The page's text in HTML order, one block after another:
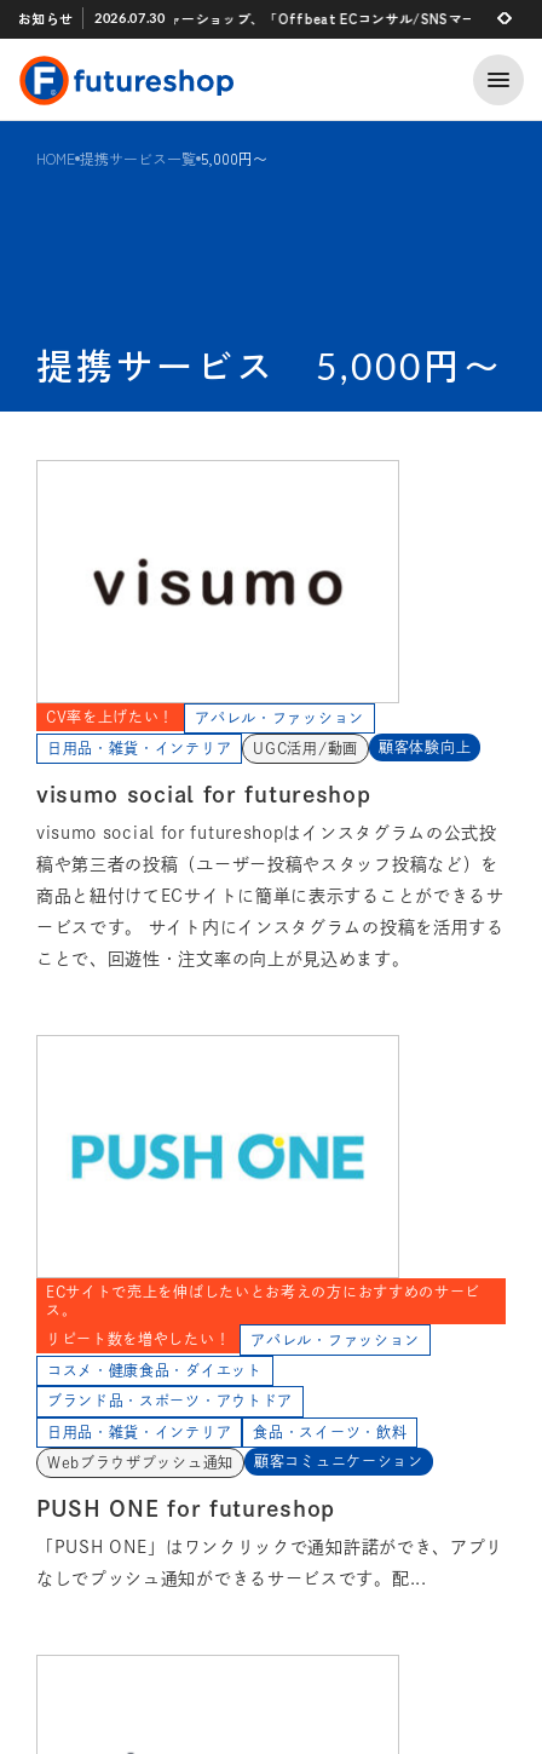
お知らせ
アプリ 「STAFF START」とのタグ連携を開始
2026.07.30
フューチャーショップ、「Offbeat ECコンサル/SNSマーケティング支
2026.07.29
HOME 提携サービス一覧 5,000円〜
提携サービス 5,000円〜
CV率を上げたい！ アパレル・ファッション
日用品・雑貨・インテリア UGC活用/動画 顧客体験向上
visumo social for futureshop
visumo social for futureshopはインスタグラムの公式投
稿や第三者の投稿（ユーザー投稿やスタッフ投稿など）を
商品と紐付けてECサイトに簡単に表示することができるサ
ービスです。 サイト内にインスタグラムの投稿を活用する
ことで、回遊性・注文率の向上が見込めます。
ECサイトで売上を伸ばしたいとお考えの方におすすめのサービ
ス。
リピート数を増やしたい！
アパレル・ファッション
コスメ・健康食品・ダイエット
ブランド品・スポーツ・アウトドア
日用品・雑貨・インテリア 食品・スイーツ・飲料
Webブラウザプッシュ通知 顧客コミュニケーション
PUSH ONE for futureshop
「PUSH ONE」はワンクリックで通知許諾ができ、アプリ
なしでプッシュ通知ができるサービスです。配...